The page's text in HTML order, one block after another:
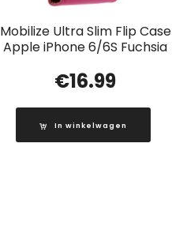
Mobilize Ultra Slim Flip Case
Apple iPhone 6/6S Fuchsia
€16.99
In winkelwagen